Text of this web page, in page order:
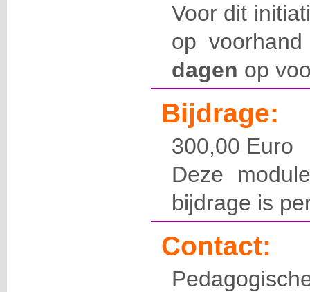
Voor dit
op
dagen op
Bijdrage:
300,00 Euro
Deze
bijdrage is
Contact: